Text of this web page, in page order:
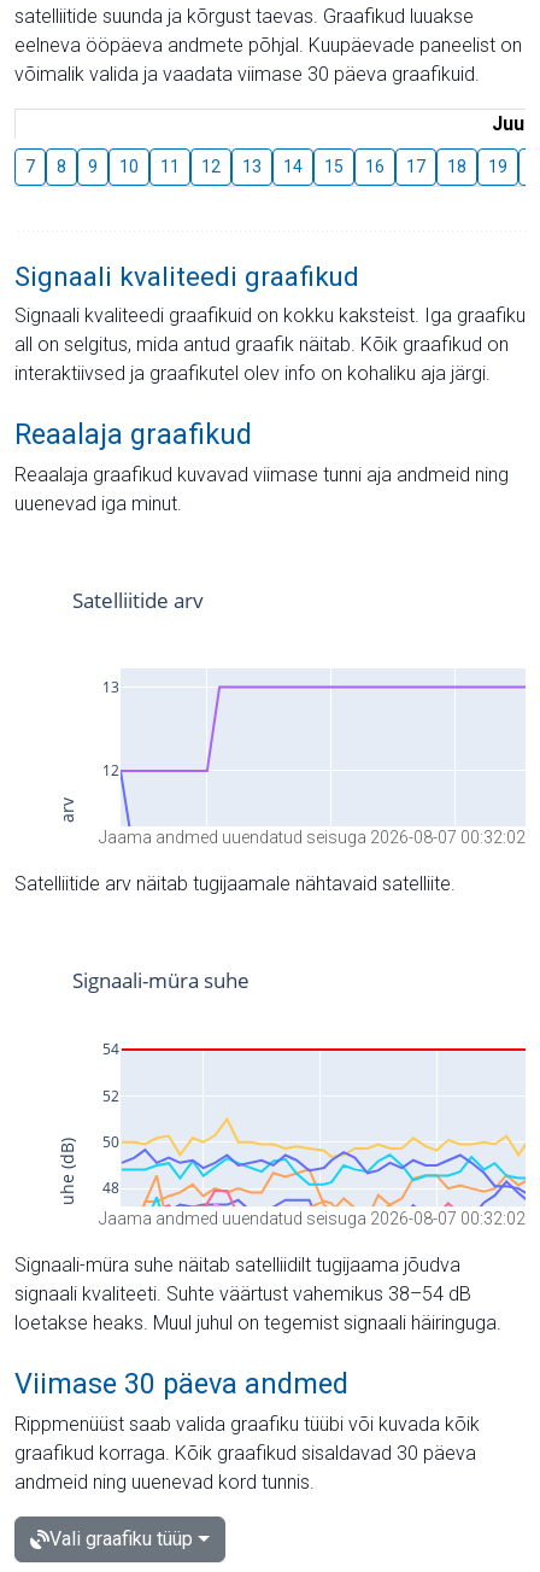
satelliitide suunda ja kõrgust taevas. Graafikud luuakse
eelneva ööpäeva andmete põhjal. Kuupäevade paneelist on
võimalik valida ja vaadata viimase 30 päeva graafikuid.
Juuli
7 8 9 10 11 12 13 14 15 16 17 18 19
Signaali kvaliteedi graafikud
Signaali kvaliteedi graafikuid on kokku kaksteist. Iga graafiku
all on selgitus, mida antud graafik näitab. Kõik graafikud on
interaktiivsed ja graafikutel olev info on kohaliku aja järgi.
Reaalaja graafikud
Reaalaja graafikud kuvavad viimase tunni aja andmeid ning
uuenevad iga minut.
Jaama andmed uuendatud seisuga 2026-08-07 00:32:02
Satelliitide arv näitab tugijaamale nähtavaid satelliite.
Jaama andmed uuendatud seisuga 2026-08-07 00:32:02
Signaali-müra suhe näitab satelliidilt tugijaama jõudva
signaali kvaliteeti. Suhte väärtust vahemikus 38–54 dB
loetakse heaks. Muul juhul on tegemist signaali häiringuga.
Viimase 30 päeva andmed
Rippmenüüst saab valida graafiku tüübi või kuvada kõik
graafikud korraga. Kõik graafikud sisaldavad 30 päeva
andmeid ning uuenevad kord tunnis.
Vali graafiku tüüp